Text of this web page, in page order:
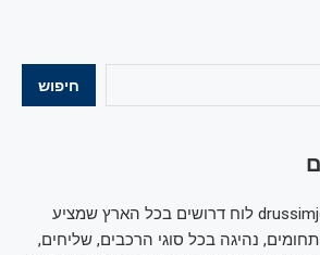
חיפוש
דרושים נהגים – drussimjobbs לוח דרושים בכל הארץ שמציע
נהיגה בכל סוגי הרכבים, שליחים,